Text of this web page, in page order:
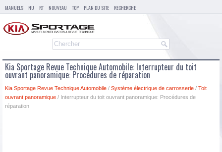
MANUELS NU RT NOUVEAU TOP PLAN DU SITE RECHERCHE
Kia Sportage Revue Technique Automobile: Interrupteur du toit
ouvrant panoramique: Procédures de réparation
Kia Sportage Revue Technique Automobile / Système électrique de carrosserie / Toit
ouvrant panoramique / Interrupteur du toit ouvrant panoramique: Procédures de
réparation